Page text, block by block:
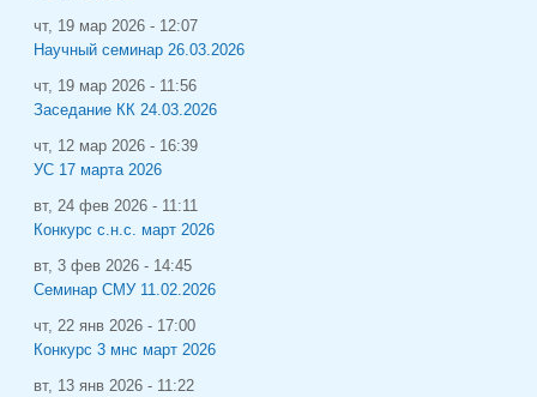
чт, 19 мар 2026 - 12:07
Научный семинар 26.03.2026
чт, 19 мар 2026 - 11:56
Заседание КК 24.03.2026
чт, 12 мар 2026 - 16:39
УС 17 марта 2026
вт, 24 фев 2026 - 11:11
Конкурс с.н.с. март 2026
вт, 3 фев 2026 - 14:45
Семинар СМУ 11.02.2026
чт, 22 янв 2026 - 17:00
Конкурс 3 мнс март 2026
вт, 13 янв 2026 - 11:22